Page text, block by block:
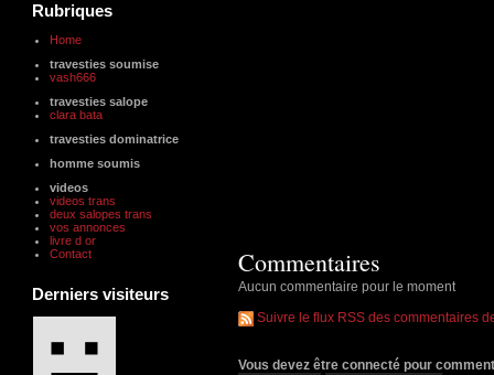
Rubriques
Home
travesties soumise
vash666
travesties salope
clara bata
travesties dominatrice
homme soumis
videos
videos trans
deux salopes trans
vos annonces
livre d or
Contact
Derniers visiteurs
Commentaires
Aucun commentaire pour le moment
Suivre le flux RSS des commentaires
Vous devez être connecté pour